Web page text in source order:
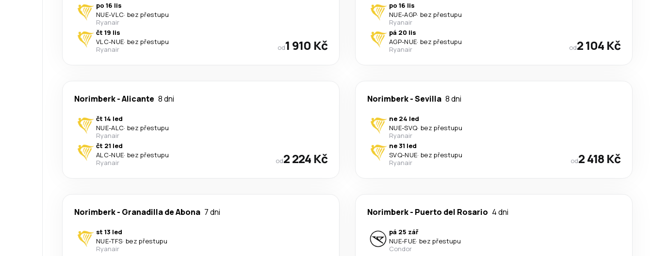
po 16 lis
NUE-VLC· bez přestupu
Ryanair
čt 19 lis
VLC-NUE· bez přestupu
Ryanair
od1 910 Kč
po 16 lis
NUE-AGP· bez přestupu
Ryanair
pá 20 lis
AGP-NUE· bez přestupu
Ryanair
od2 104 Kč
Norimberk-Alicante 8 dni
čt 14 led
NUE-ALC· bez přestupu
Ryanair
čt 21 led
ALC-NUE· bez přestupu
Ryanair
od2 224 Kč
Norimberk-Sevilla 8 dni
ne 24 led
NUE-SVQ· bez přestupu
Ryanair
ne 31 led
SVQ-NUE· bez přestupu
Ryanair
od2 418 Kč
Norimberk- Granadilla de Abona 7 dni
st 13 led
NUE-TFS· bez přestupu
Ryanair
Norimberk- Puerto del Rosario 4 dni
pá 25 zář
NUE-FUE· bez přestupu
Condor